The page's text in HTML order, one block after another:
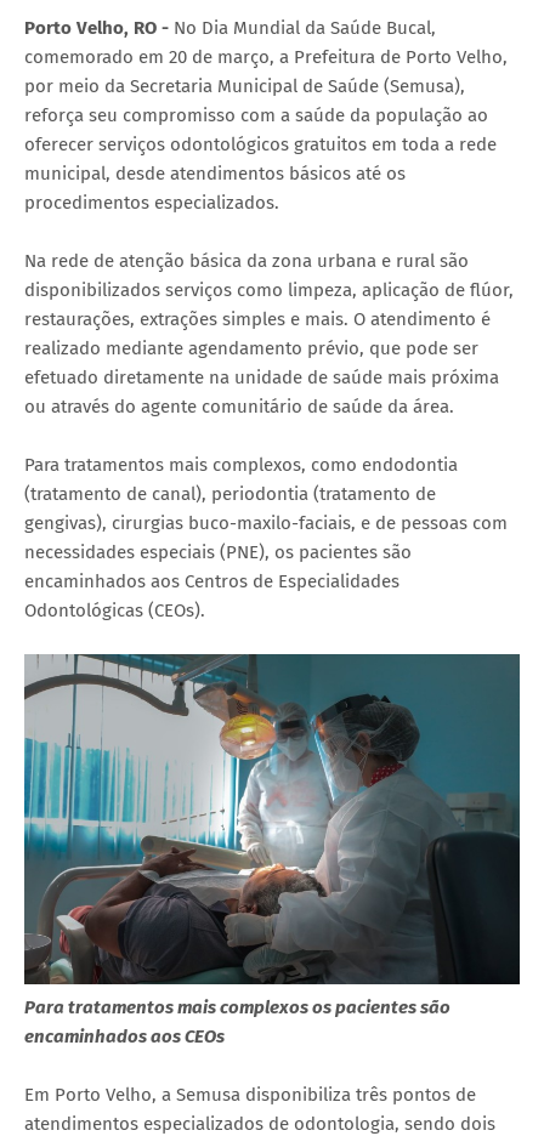
Porto Velho, RO - No Dia Mundial da Saúde Bucal,
comemorado em 20 de março, a Prefeitura de Porto Velho,
por meio da Secretaria Municipal de Saúde (Semusa),
reforça seu compromisso com a saúde da população ao
oferecer serviços odontológicos gratuitos em toda a rede
municipal, desde atendimentos básicos até os
procedimentos especializados.
Na rede de atenção básica da zona urbana e rural são
disponibilizados serviços como limpeza, aplicação de flúor,
restaurações, extrações simples e mais. O atendimento é
realizado mediante agendamento prévio, que pode ser
efetuado diretamente na unidade de saúde mais próxima
ou através do agente comunitário de saúde da área.
Para tratamentos mais complexos, como endodontia
(tratamento de canal), periodontia (tratamento de
gengivas), cirurgias buco-maxilo-faciais, e de pessoas com
necessidades especiais (PNE), os pacientes são
encaminhados aos Centros de Especialidades
Odontológicas (CEOs).
Para tratamentos mais complexos os pacientes são
encaminhados aos CEOs
Em Porto Velho, a Semusa disponibiliza três pontos de
atendimentos especializados de odontologia, sendo dois